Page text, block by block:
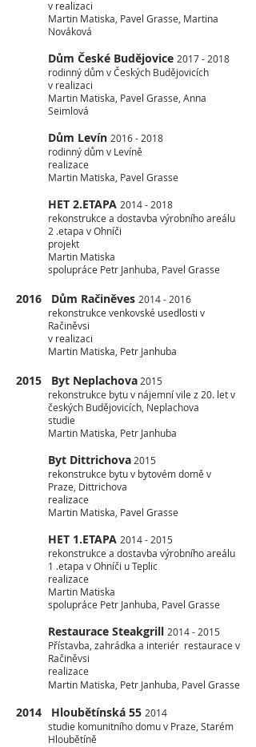
v realizaci
Martin Matiska, Pavel Grasse, Martina
Nováková
Dům České Budějovice 2017 - 2018
rodinný dům v Českých Budějovicích
v realizaci
Martin Matiska, Pavel Grasse, Anna
Seimlová
Dům Levín 2016 - 2018
rodinný dům v Levíně
realizace
Martin Matiska, Pavel Grasse
HET 2.ETAPA 2014 - 2018
rekonstrukce a dostavba výrobního areálu
2 .etapa v Ohníči
projekt
Martin Matiska
spolupráce Petr Janhuba, Pavel Grasse
2016 Dům Račiněves 2014 - 2016
rekonstrukce venkovské usedlosti v
Račiněvsi
v realizaci
Martin Matiska, Petr Janhuba
2015 Byt Neplachova 2015
rekonstrukce bytu v nájemní vile z 20. let v
českých Budějovicích, Neplachova
studie
Martin Matiska, Petr Janhuba
Byt Dittrichova 2015
rekonstrukce bytu v bytovém domě v
Praze, Dittrichova
realizace
Martin Matiska, Pavel Grasse
HET 1.ETAPA 2014 - 2015
rekonstrukce a dostavba výrobního areálu
1 .etapa v Ohníči u Teplic
realizace
Martin Matiska
spolupráce Petr Janhuba, Pavel Grasse
Restaurace Steakgrill 2014 - 2015
Přístavba, zahrádka a interiér restaurace v
Račiněvsi
realizace
Martin Matiska, Petr Janhuba, Pavel Grasse
2014 Hloubětínská 55 2014
studie komunitního domu v Praze, Starém
Hloubětíně